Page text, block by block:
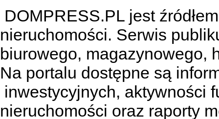
DOMPRESS.PL jest
nieruchomości. Serwis
biurowego, magazynowego,
Na portalu dostępne są
inwestycyjnych, aktywności
nieruchomości oraz raporty